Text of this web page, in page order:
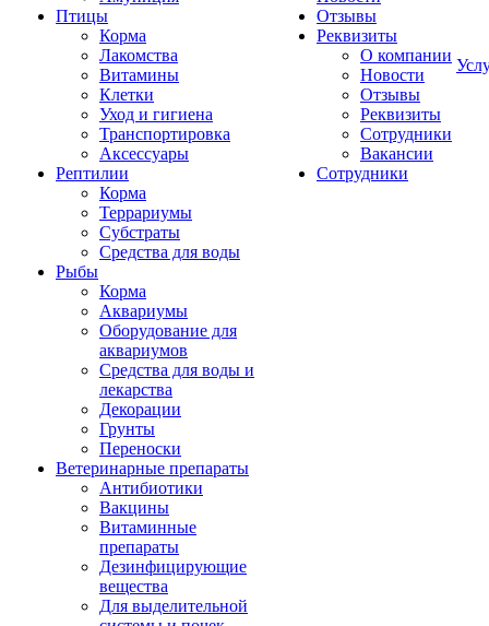
Птицы
Корма
Лакомства
Витамины
Клетки
Уход и гигиена
Транспортировка
Аксессуары
Рептилии
Корма
Террариумы
Субстраты
Средства для воды
Рыбы
Корма
Аквариумы
Оборудование для
аквариумов
Средства для воды и
лекарства
Декорации
Грунты
Переноски
Ветеринарные препараты
Антибиотики
Вакцины
Витаминные
препараты
Дезинфицирующие
вещества
Для выделительной
Отзывы
Реквизиты
О компании
Новости
Отзывы
Реквизиты
Сотрудники
Вакансии
Сотрудники